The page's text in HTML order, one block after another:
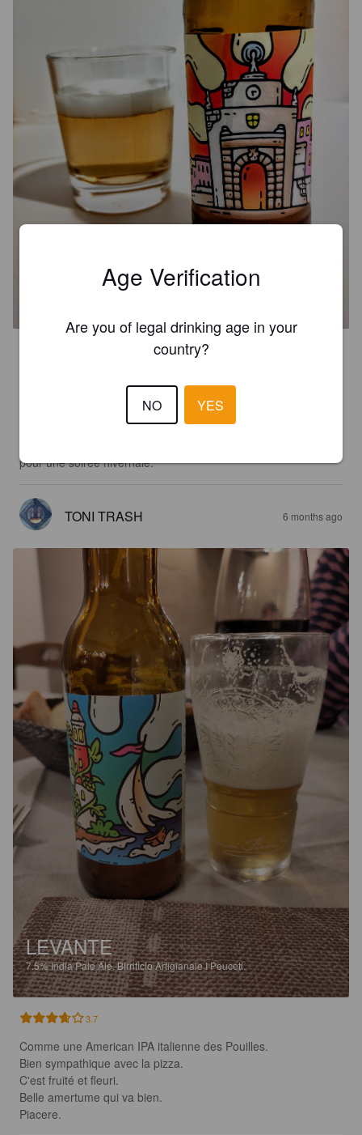
BARESANA
Beaucoup d'eau, peu de houblons.
pour une soirée hivernale.
TONI TRASH 6 months ago
LEVANTE
7.5%India Pale Ale.Birrificio Artigianale I Peuceti.
3.7
Comme une American IPA italienne des Pouilles.
Bien sympathique avec la pizza.
C'est fruité et fleuri.
Belle amertume qui va bien.
Piacere.
Age Verification
Are you of legal drinking age in your
country?
NO YES